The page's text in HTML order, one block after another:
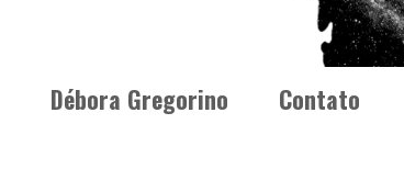
Débora Gregorino Contato